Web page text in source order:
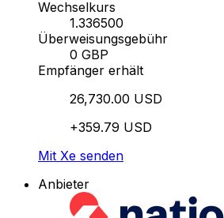
Wechselkurs
1.336500
Überweisungsgebühr
0 GBP
Empfänger erhält
26,730.00 USD
+359.79 USD
Mit Xe senden
Anbieter